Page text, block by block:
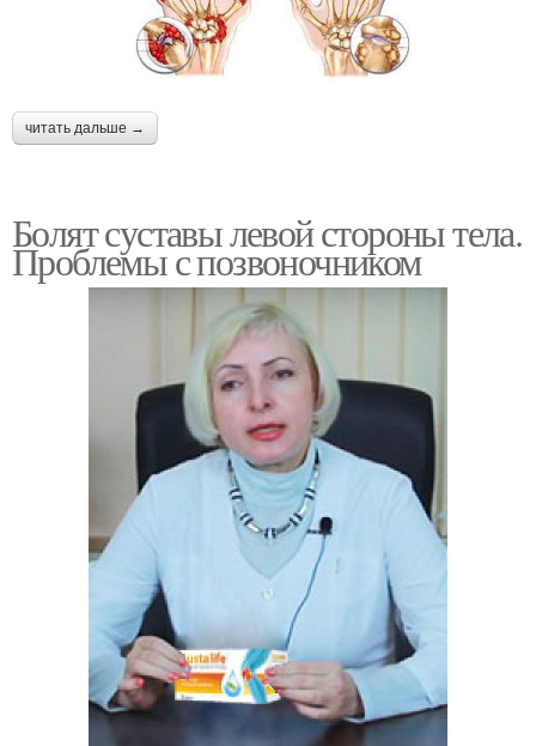
читать дальше →
Болят суставы левой стороны тела.
Проблемы с позвоночником